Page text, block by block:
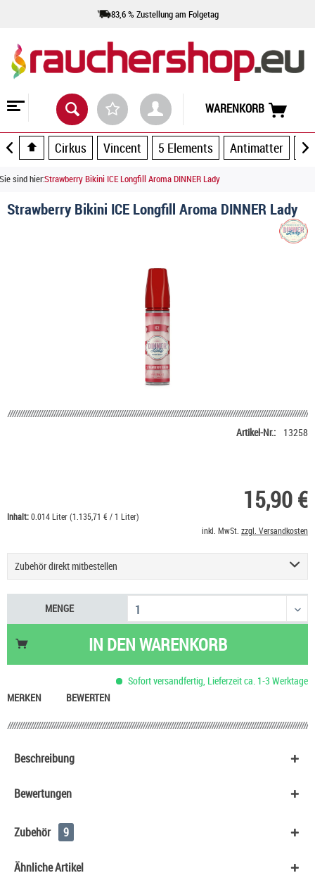
83,6 % Zustellung am Folgetag
WARENKORB
Cirkus Vincent 5 Elements Antimatter
Sie sind hier:Strawberry Bikini ICE Longfill Aroma DINNER Lady
Strawberry Bikini ICE Longfill Aroma DINNER Lady
Artikel-Nr.: 13258
15,90 €
Inhalt:0.014 Liter (1.135,71 € / 1 Liter)
inkl. MwSt. zzgl. Versandkosten
Zubehör direkt mitbestellen
Basis Liquid VPG (50/50) SC - 100 ml
53,90 €
Mentos Kaubonbons
0,90 €
Nikotinsalz Shot UltraBio 20 mg/ml
53,90 €
MENGE
IN DENWARENKORB
Sofort versandfertig, Lieferzeit ca. 1-3 Werktage
MERKEN
BEWERTEN
Beschreibung
Bewertungen
Zubehör 9
Ähnliche Artikel